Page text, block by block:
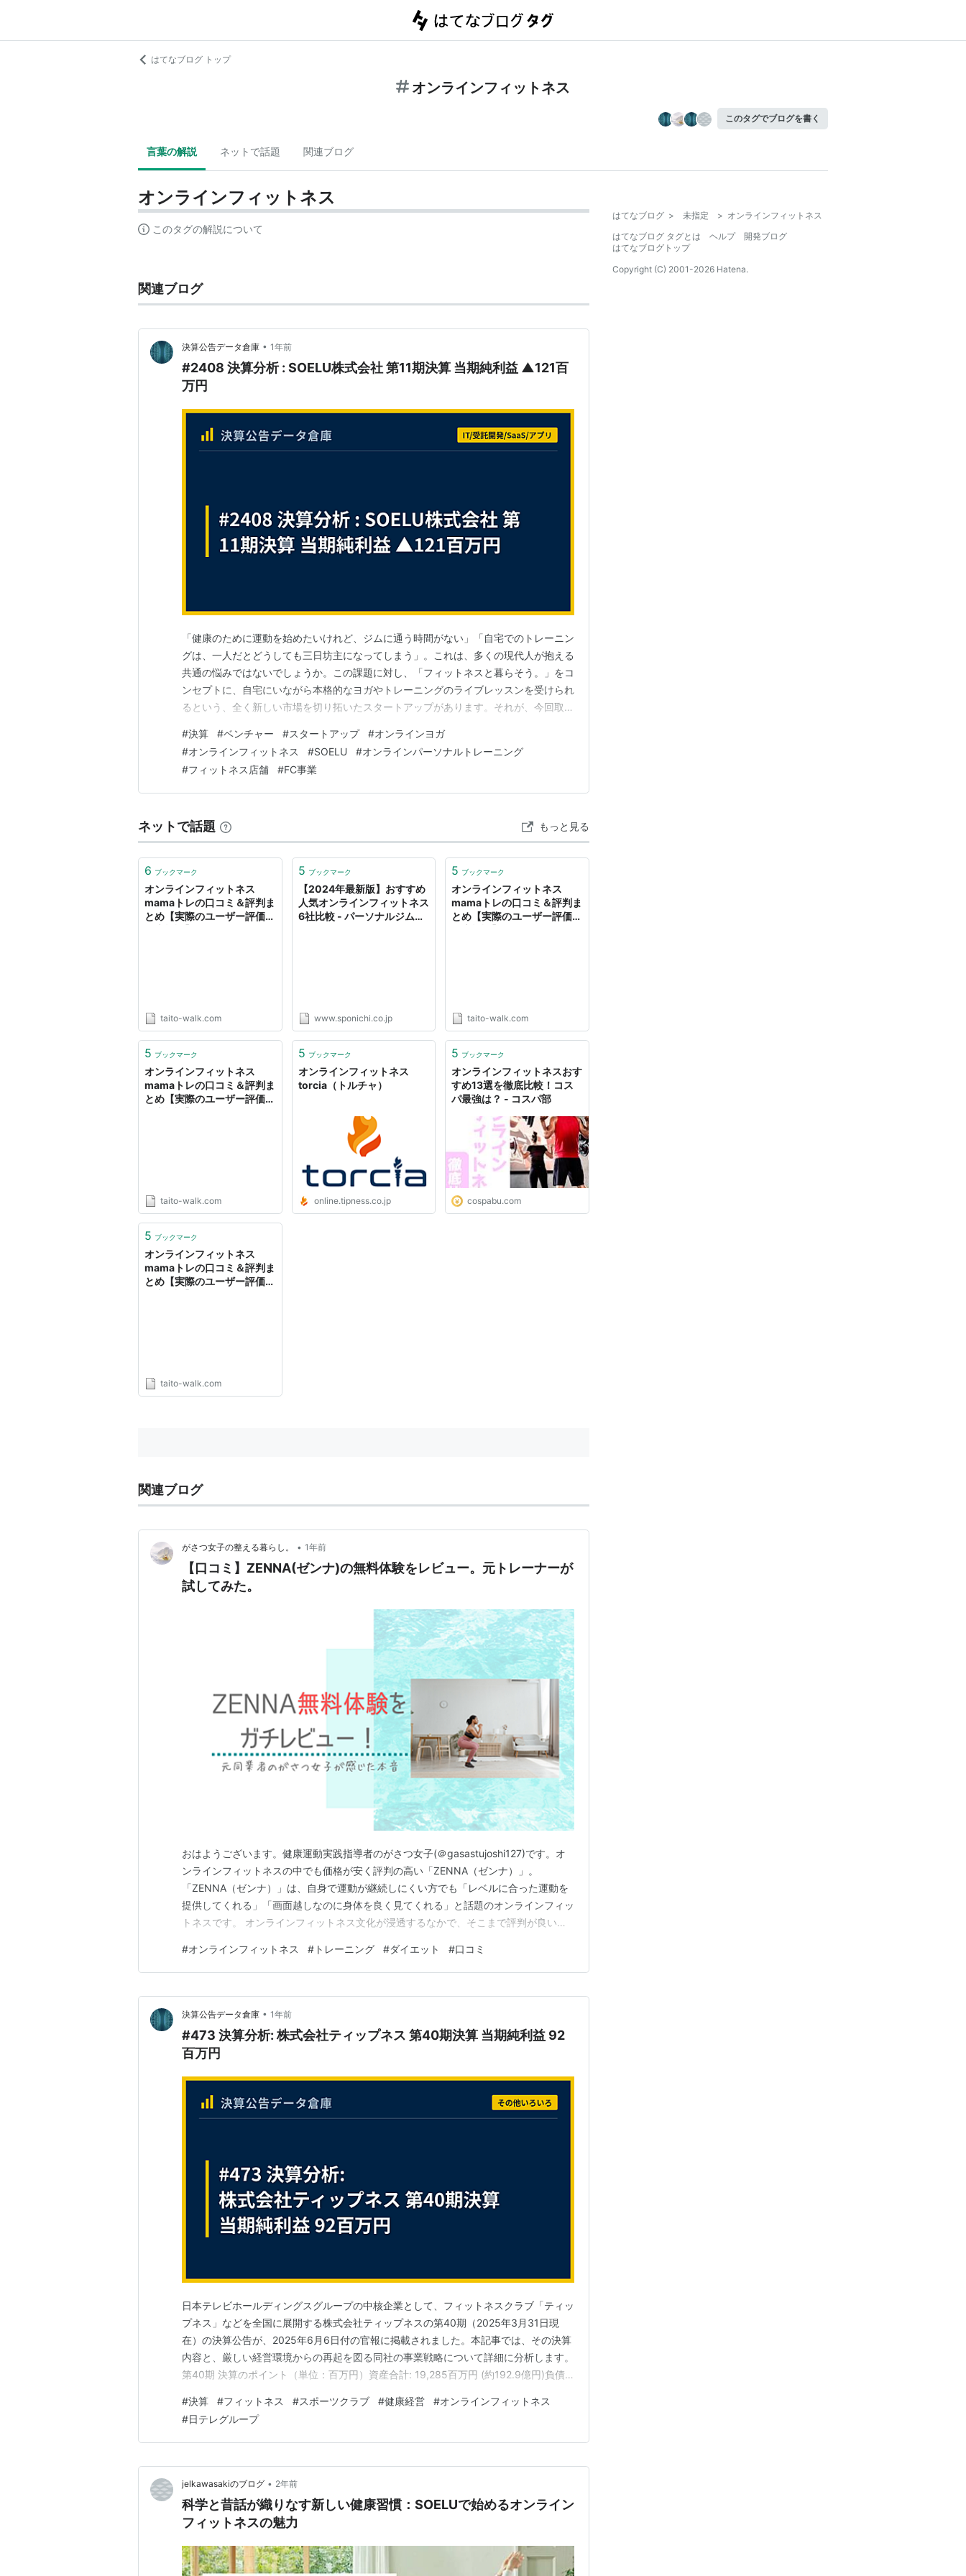
はてなブログ トップ
オンラインフィットネス
このタグでブログを書く
言葉の解説 ネットで話題 関連ブログ
オンラインフィットネス
このタグの解説について
関連ブログ
決算公告データ倉庫 • 1年前
#2408 決算分析 : SOELU株式会社 第11期決算 当期純利益 ▲121百
万円
「健康のために運動を始めたいけれど、ジムに通う時間がない」「自宅でのトレーニン
グは、一人だとどうしても三日坊主になってしまう」。これは、多くの現代人が抱える
共通の悩みではないでしょうか。この課題に対し、「フィットネスと暮らそう。」をコ
ンセプトに、自宅にいながら本格的なヨガやトレーニングのライブレッスンを受けられ
るという、全く新しい市場を切り拓いたスタートアップがあります。それが、今回取り
スサービス「SOELU（ソエル）」は、「運動は自宅では続かない」という常識を塗り
替え、多くのユーザーの健康習慣づくりをサポート…
#決算 #ベンチャー #スタートアップ #オンラインヨガ
#オンラインフィットネス #SOELU #オンラインパーソナルトレーニング
#フィットネス店舗 #FC事業
ネットで話題 もっと見る
6 ブックマーク
オンラインフィットネス
mamaトレの口コミ＆評判ま
とめ【実際のユーザー評価を
taito-walk.com
5 ブックマーク
【2024年最新版】おすすめ
人気オンラインフィットネス
6社比較 - パーソナルジム
www.sponichi.co.jp
5 ブックマーク
オンラインフィットネス
mamaトレの口コミ＆評判ま
とめ【実際のユーザー評価を
taito-walk.com
5 ブックマーク
オンラインフィットネス
mamaトレの口コミ＆評判ま
とめ【実際のユーザー評価を
taito-walk.com
5 ブックマーク
オンラインフィットネス
torcia（トルチャ）
online.tipness.co.jp
5 ブックマーク
オンラインフィットネスおす
すめ13選を徹底比較！コス
パ最強は？ - コスパ部
cospabu.com
5 ブックマーク
オンラインフィットネス
mamaトレの口コミ＆評判ま
とめ【実際のユーザー評価を
taito-walk.com
関連ブログ
がさつ女子の整える暮らし。 • 1年前
【口コミ】ZENNA(ゼンナ)の無料体験をレビュー。元トレーナーが
試してみた。
おはようございます。健康運動実践指導者のがさつ女子(＠gasastujoshi127)です。オ
ンラインフィットネスの中でも価格が安く評判の高い「ZENNA（ゼンナ）」。
「ZENNA（ゼンナ）」は、自身で運動が継続しにくい方でも「レベルに合った運動を
提供してくれる」「画面越しなのに身体を良く見てくれる」と話題のオンラインフィッ
トネスです。 オンラインフィットネス文化が浸透するなかで、そこまで評判が良い
レッスンを受けてみました。本記事ではZENNA（ゼンナ）の無料体験をレビューしま
す。 「ZENNA（ゼンナ）」…
#オンラインフィットネス # トレーニング #ダイエット #口コミ
決算公告データ倉庫 • 1年前
#473 決算分析: 株式会社ティップネス 第40期決算 当期純利益 92
百万円
日本テレビホールディングスグループの中核企業として、フィットネスクラブ「ティッ
プネス」などを全国に展開する株式会社ティップネスの第40期（2025年3月31日現
在）の決算公告が、2025年6月6日付の官報に掲載されました。本記事では、その決算
内容と、厳しい経営環境からの再起を図る同社の事業戦略について詳細に分析します。
第40期 決算のポイント（単位：百万円）資産合計: 19,285百万円 (約192.9億円)負債
純利益: 92百万円 (約0.9億円) 今回の決算で最も注目すべき点は、…
#決算 #フィットネス #スポーツクラブ #健康経営 #オンラインフィットネス
#日テレグループ
jelkawasakiのブログ • 2年前
科学と昔話が織りなす新しい健康習慣：SOELUで始めるオンライン
フィットネスの魅力
はてなブログ > 未指定 > オンラインフィットネス
はてなブログ タグとは
ヘルプ
開発ブログ
はてなブログトップ
Copyright (C) 2001-2026 Hatena.